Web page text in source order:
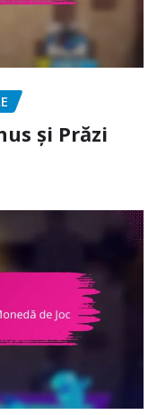
și Prăzi